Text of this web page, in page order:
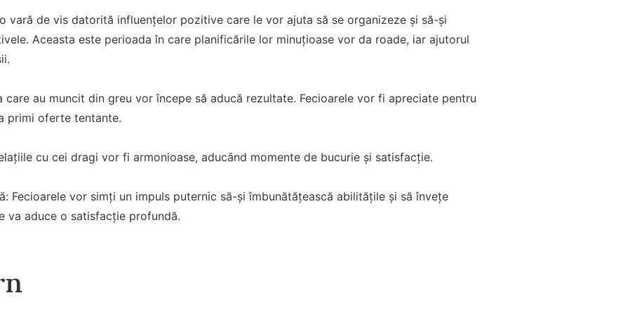
vară de vis datorită influențelor pozitive care le vor ajuta să se organizeze și să-și
Aceasta este perioada în care planificările lor minuțioase vor da roade, iar ajutorul
care au muncit din greu vor începe să aducă rezultate. Fecioarele vor fi apreciate pentru
primi oferte tentante.
cu cei dragi vor fi armonioase, aducând momente de bucurie și satisfacție.
Fecioarele vor simți un impuls puternic să-și îmbunătățească abilitățile și să învețe
va aduce o satisfacție profundă.